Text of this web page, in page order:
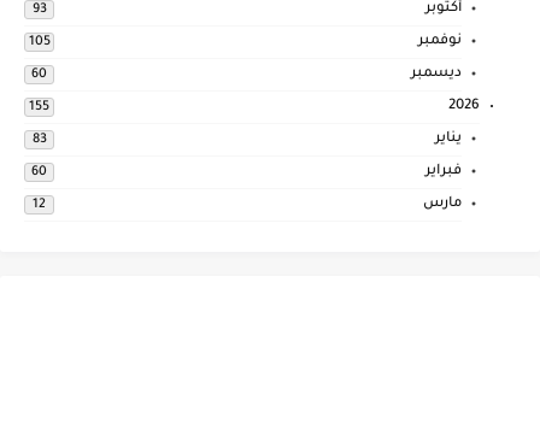
أكتوبر 93
نوفمبر 105
ديسمبر 60
2026
155
يناير 83
فبراير 60
مارس 12